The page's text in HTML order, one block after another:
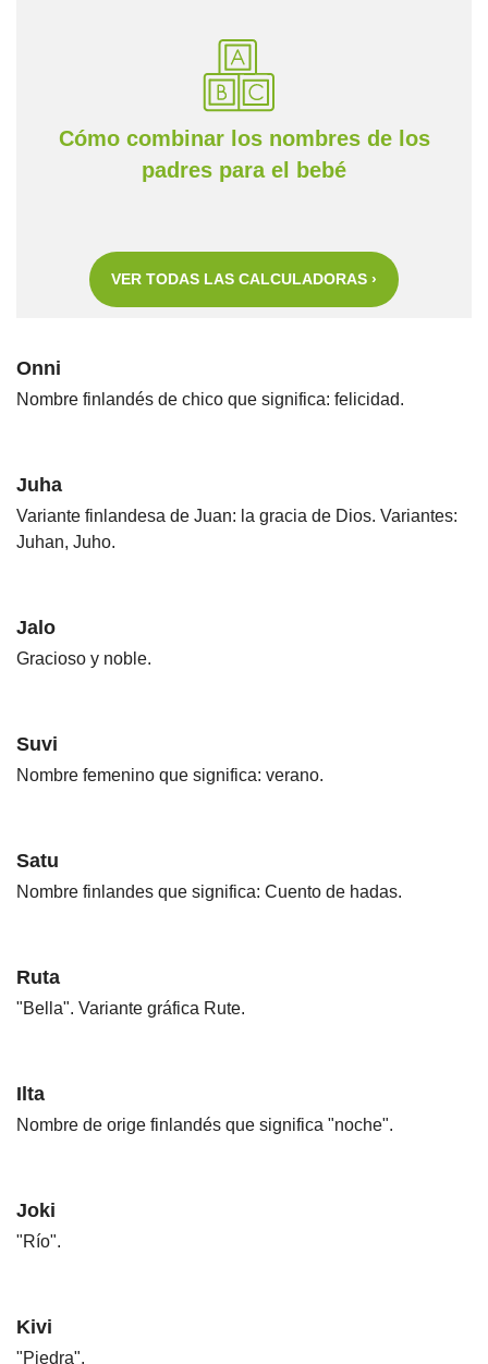
Cómo combinar los nombres de los
padres para el bebé
VER TODAS LAS CALCULADORAS ›
Onni
Nombre finlandés de chico que significa: felicidad.
Juha
Variante finlandesa de Juan: la gracia de Dios. Variantes:
Juhan, Juho.
Jalo
Gracioso y noble.
Suvi
Nombre femenino que significa: verano.
Satu
Nombre finlandes que significa: Cuento de hadas.
Ruta
"Bella". Variante gráfica Rute.
Ilta
Nombre de orige finlandés que significa "noche".
Joki
"Río".
Kivi
"Piedra".